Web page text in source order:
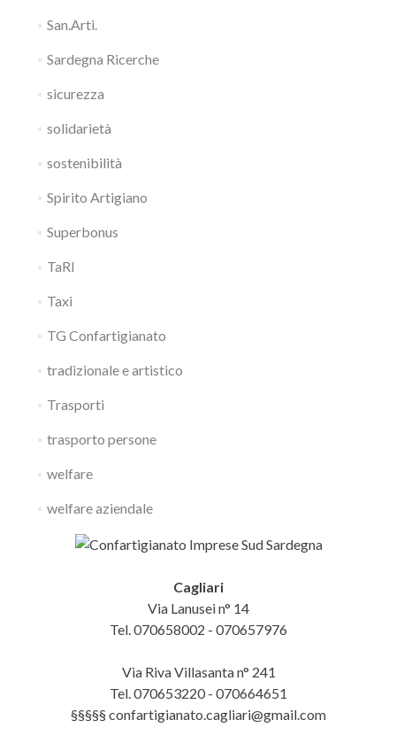
San.Arti.
Sardegna Ricerche
sicurezza
solidarietà
sostenibilità
Spirito Artigiano
Superbonus
TaRI
Taxi
TG Confartigianato
tradizionale e artistico
Trasporti
trasporto persone
welfare
welfare aziendale
Cagliari
Via Lanusei n° 14
Tel. 070658002 - 070657976
Via Riva Villasanta n° 241
Tel. 070653220 - 070664651
§§§§§ confartigianato.cagliari@gmail.com